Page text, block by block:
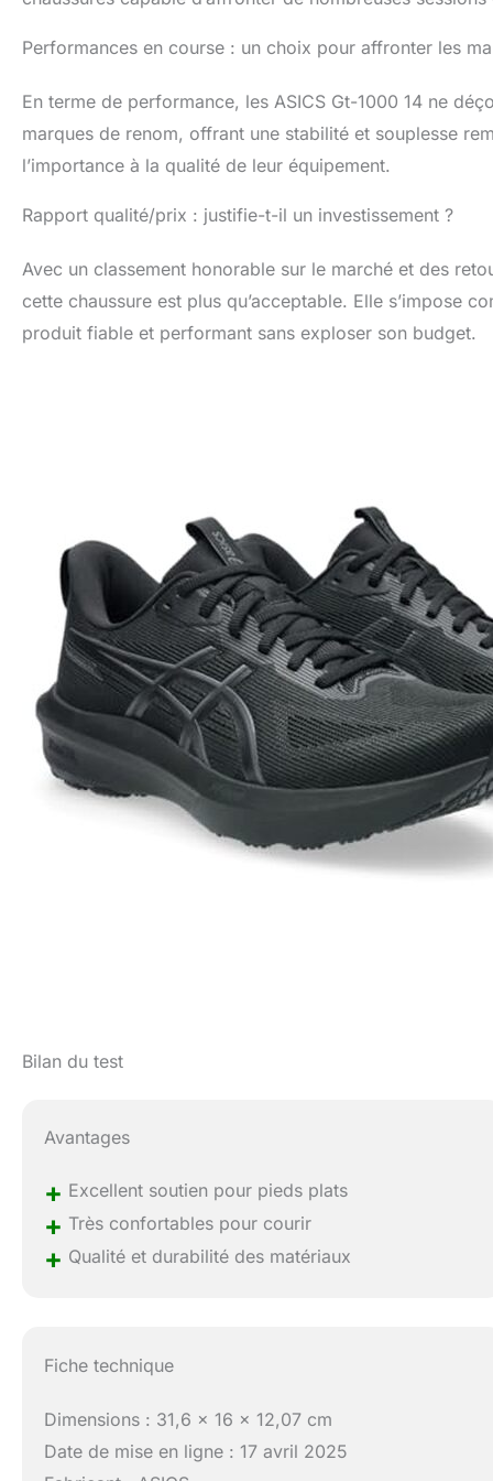
Performances en course : un choix pour affronter les
En terme de performance, les ASICS Gt-1000 14 ne
marques de renom, offrant une stabilité et souplesse
l’importance à la qualité de leur équipement.
Rapport qualité/prix : justifie-t-il un investissement ?
Avec un classement honorable sur le marché et des
cette chaussure est plus qu’acceptable. Elle s’impose
produit fiable et performant sans exploser son budget.
Bilan du test
Avantages
+ Excellent soutien pour pieds plats
+ Très confortables pour courir
+ Qualité et durabilité des matériaux
Fiche technique
Dimensions : 31,6 x 16 x 12,07 cm
Date de mise en ligne : 17 avril 2025